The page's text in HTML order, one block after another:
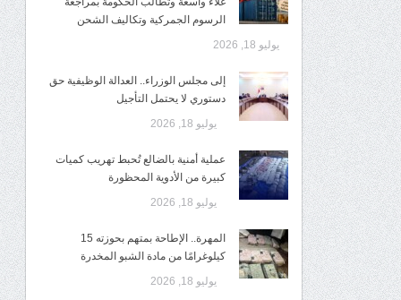
الرسوم الجمركية وتكاليف الشحن
يوليو 18, 2026
إلى مجلس الوزراء.. العدالة الوظيفية حق
دستوري لا يحتمل التأجيل
يوليو 18, 2026
عملية أمنية بالضالع تُحبط تهريب كميات
كبيرة من الأدوية المحظورة
يوليو 18, 2026
المهرة.. الإطاحة بمتهم بحوزته 15
كيلوغرامًا من مادة الشبو المخدرة
يوليو 18, 2026